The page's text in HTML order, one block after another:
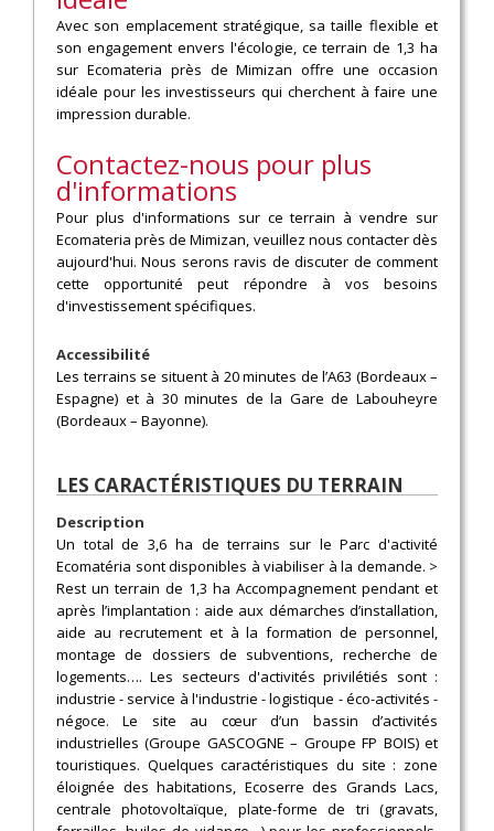
Avec son emplacement stratégique, sa taille flexible et
son engagement envers l'écologie, ce terrain de 1,3 ha
sur Ecomateria près de Mimizan offre une occasion
idéale pour les investisseurs qui cherchent à faire une
impression durable.
Contactez-nous pour plus
d'informations
Pour plus d'informations sur ce terrain à vendre sur
Ecomateria près de Mimizan, veuillez nous contacter dès
aujourd'hui. Nous serons ravis de discuter de comment
cette opportunité peut répondre à vos besoins
d'investissement spécifiques.
Accessibilité
Les terrains se situent à 20 minutes de l’A63 (Bordeaux –
Espagne) et à 30 minutes de la Gare de Labouheyre
(Bordeaux – Bayonne).
LES CARACTÉRISTIQUES DU TERRAIN
Description
Un total de 3,6 ha de terrains sur le Parc d'activité
Ecomatéria sont disponibles à viabiliser à la demande. >
Rest un terrain de 1,3 ha Accompagnement pendant et
après l’implantation : aide aux démarches d’installation,
aide au recrutement et à la formation de personnel,
montage de dossiers de subventions, recherche de
logements…. Les secteurs d'activités privilétiés sont :
industrie - service à l'industrie - logistique - éco-activités -
négoce. Le site au cœur d’un bassin d’activités
industrielles (Groupe GASCOGNE – Groupe FP BOIS) et
touristiques. Quelques caractéristiques du site : zone
éloignée des habitations, Ecoserre des Grands Lacs,
centrale photovoltaïque, plate-forme de tri (gravats,